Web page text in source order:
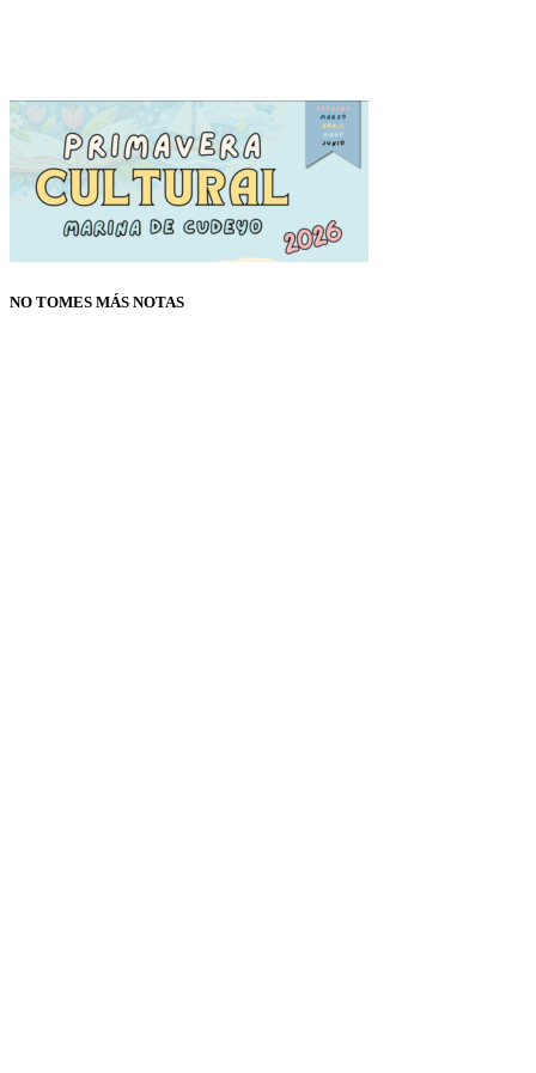
NO TOMES MÁS NOTAS